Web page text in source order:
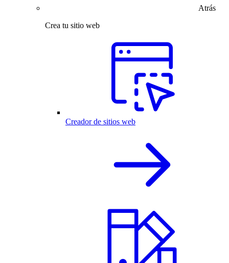
Atrás
Crea tu sitio web
Creador de sitios web